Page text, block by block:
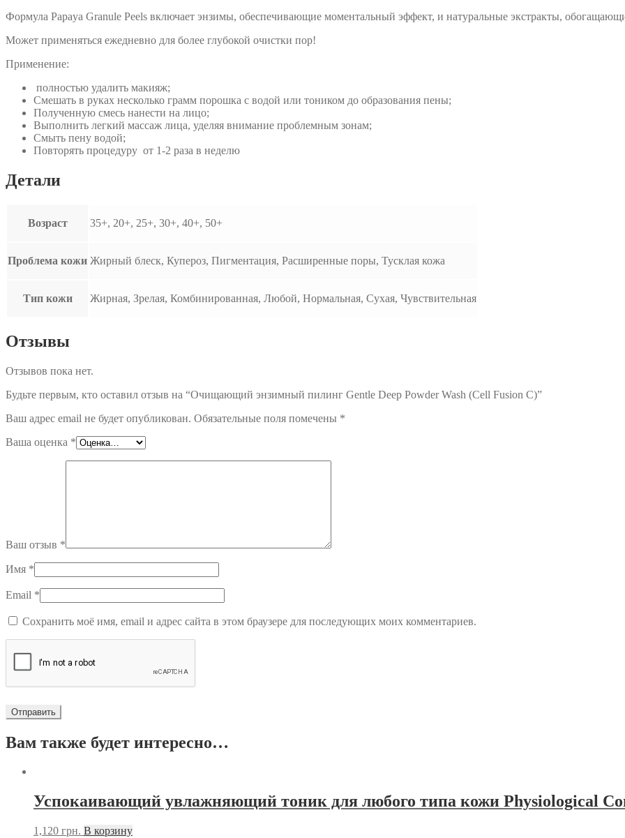
Формула Papaya Granule Peels включает энзимы, обеспечивающие моментальный эффект, и натуральные экстракты,
Может применяться ежедневно для более глубокой очистки пор!
Применение:
полностью удалить макияж;
Смешать в руках несколько грамм порошка с водой или тоником до образования пены;
Полученную смесь нанести на лицо;
Выполнить легкий массаж лица, уделяя внимание проблемным зонам;
Смыть пену водой;
Повторять процедуру от 1-2 раза в неделю
Детали
Возраст 35+, 20+, 25+, 30+, 40+, 50+
Проблема кожи Жирный блеск, Купероз, Пигментация, Расширенные поры, Тусклая кожа
Тип кожи Жирная, Зрелая, Комбинированная, Любой, Нормальная, Сухая, Чувствительная
Отзывы
Отзывов пока нет.
Будьте первым, кто оставил отзыв на “Очищающий энзимный пилинг Gentle Deep Powder Wash (Cell Fusion C)”
Ваш адрес email не будет опубликован. Обязательные поля помечены *
Ваша оценка *
Ваш отзыв *
Имя *
Email *
Сохранить моё имя, email и адрес сайта в этом браузере для последующих моих комментариев.
Вам также будет интересно…
Успокаивающий увлажняющий тоник для любого типа кожи Physiological
1,120 грн. В корзину